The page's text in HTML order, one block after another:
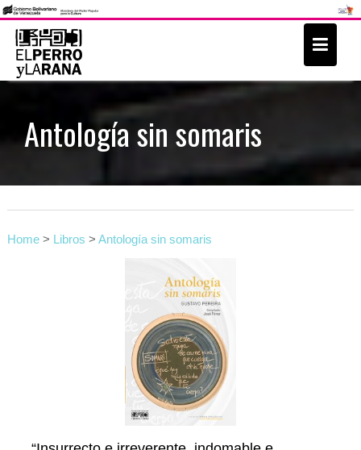
Antología sin somaris
Home> Libros > Antología sin somaris